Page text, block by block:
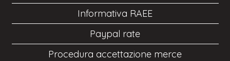
Informativa RAEE
Paypal rate
Procedura accettazione merce